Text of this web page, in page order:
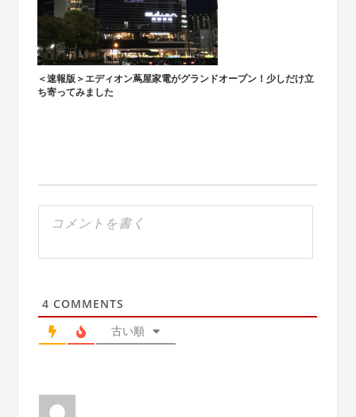
＜速報版＞エディオン蔦屋家電がグランドオープン！少しだけ立
ち寄ってみました
4 COMMENTS
古い順